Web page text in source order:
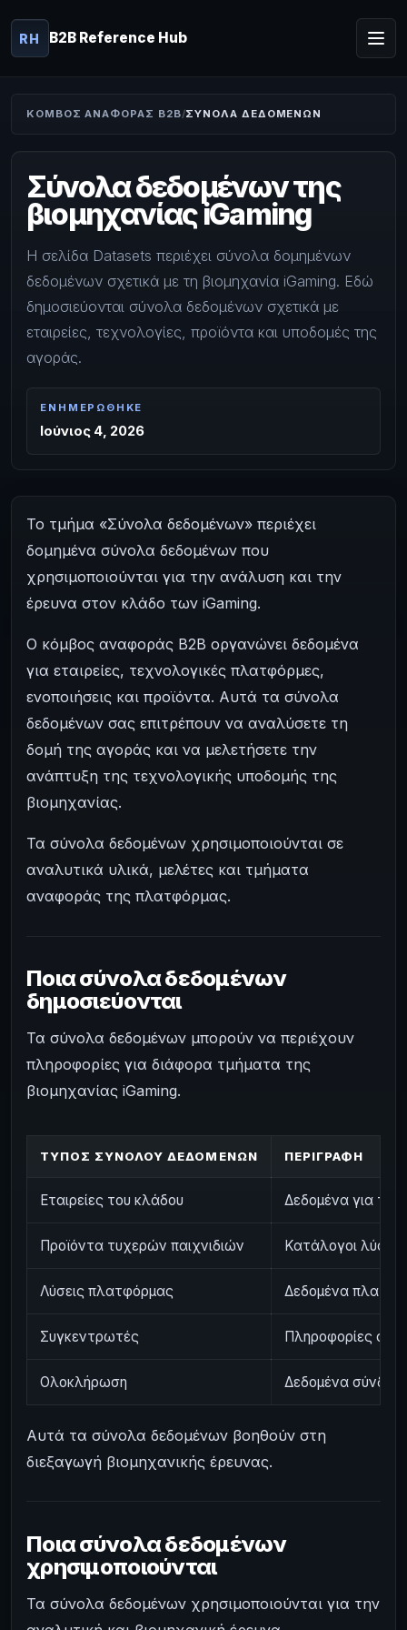
RH B2B Reference Hub
ΚΌΜΒΟΣ ΑΝΑΦΟΡΆΣ B2B ΣΎΝΟΛΑ ΔΕΔΟΜΈΝΩΝ
Σύνολα δεδομένων της
βιομηχανίας iGaming
Η σελίδα Datasets περιέχει σύνολα δομημένων
δεδομένων σχετικά με τη βιομηχανία iGaming. Εδώ
δημοσιεύονται σύνολα δεδομένων σχετικά με
εταιρείες, τεχνολογίες, προϊόντα και υποδομές της
αγοράς.
ΕΝΗΜΕΡΏΘΗΚΕ
Ιούνιος 4, 2026
Το τμήμα «Σύνολα δεδομένων» περιέχει
δομημένα σύνολα δεδομένων που
χρησιμοποιούνται για την ανάλυση και την
έρευνα στον κλάδο των iGaming.
Ο κόμβος αναφοράς B2B οργανώνει δεδομένα
για εταιρείες, τεχνολογικές πλατφόρμες,
ενοποιήσεις και προϊόντα. Αυτά τα σύνολα
δεδομένων σας επιτρέπουν να αναλύσετε τη
δομή της αγοράς και να μελετήσετε την
ανάπτυξη της τεχνολογικής υποδομής της
βιομηχανίας.
Τα σύνολα δεδομένων χρησιμοποιούνται σε
αναλυτικά υλικά, μελέτες και τμήματα
αναφοράς της πλατφόρμας.
Ποια σύνολα δεδομένων
δημοσιεύονται
Τα σύνολα δεδομένων μπορούν να περιέχουν
πληροφορίες για διάφορα τμήματα της
βιομηχανίας iGaming.
ΤΎΠΟΣ ΣΥΝΌΛΟΥ ΔΕΔΟΜΈΝΩΝ ΠΕΡΙΓΡΑΦΉ
Εταιρείες του κλάδου Δεδομένα για
Προϊόντα τυχερών παιχνιδιών Κατάλογοι
Λύσεις πλατφόρμας Δεδομένα
Συγκεντρωτές Πληροφορίες
Ολοκλήρωση Δεδομένα
Αυτά τα σύνολα δεδομένων βοηθούν στη
διεξαγωγή βιομηχανικής έρευνας.
Ποια σύνολα δεδομένων
χρησιμοποιούνται
Τα σύνολα δεδομένων χρησιμοποιούνται για την